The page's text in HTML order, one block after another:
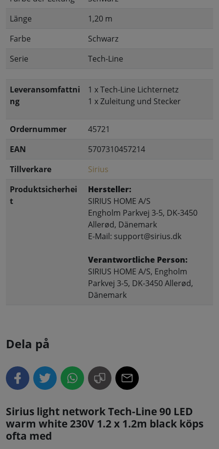
Länge
1,20 m
Farbe
Schwarz
Serie
Tech-Line
Leveransomfattni
ng
1 x Tech-Line Lichternetz
1 x Zuleitung und Stecker
Ordernummer
45721
EAN
5707310457214
Tillverkare
Sirius
Produktsicherhei
t
Hersteller:
SIRIUS HOME A/S
Engholm Parkvej 3-5, DK-3450
Allerød, Dänemark
E-Mail: support@sirius.dk
Verantwortliche Person:
SIRIUS HOME A/S, Engholm
Parkvej 3-5, DK-3450 Allerød,
Dänemark
Dela på
Sirius light network Tech-Line 90 LED
warm white 230V 1.2 x 1.2m black köps
ofta med